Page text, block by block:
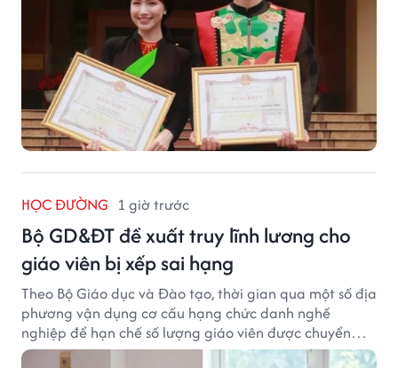
HỌC ĐƯỜNG 1 giờ trước
Bộ GD&ĐT đề xuất truy lĩnh lương cho
giáo viên bị xếp sai hạng
Theo Bộ Giáo dục và Đào tạo, thời gian qua một số địa
phương vận dụng cơ cấu hạng chức danh nghề
nghiệp để hạn chế số lượng giáo viên được chuyển
xếp từ hạng cũ sang hạng tương ứng theo quy định